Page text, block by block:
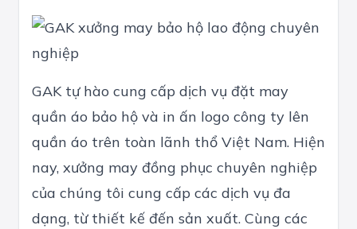
GAK tự hào cung cấp dịch vụ đặt may
quần áo bảo hộ và in ấn logo công ty lên
quần áo trên toàn lãnh thổ Việt Nam. Hiện
nay, xưởng may đồng phục chuyên nghiệp
của chúng tôi cung cấp các dịch vụ đa
dạng, từ thiết kế đến sản xuất. Cùng các